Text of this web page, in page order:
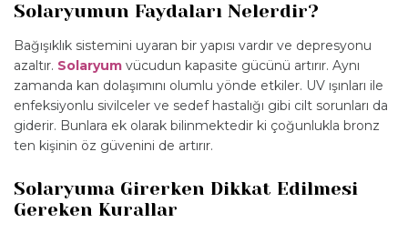
Solaryumun Faydaları Nelerdir?
Bağışıklık sistemini uyaran bir yapısı vardır ve depresyonu
azaltır. Solaryum vücudun kapasite gücünü artırır. Aynı
zamanda kan dolaşımını olumlu yönde etkiler. UV ışınları ile
enfeksiyonlu sivilceler ve sedef hastalığı gibi cilt sorunları da
giderir. Bunlara ek olarak bilinmektedir ki çoğunlukla bronz
ten kişinin öz güvenini de artırır.
Solaryuma Girerken Dikkat Edilmesi
Gereken Kurallar